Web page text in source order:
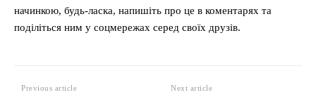
начинкою, будь-ласка, напишіть про це в коментарях та
поділіться ним у соцмережах серед своїх друзів.
Previous article Next article